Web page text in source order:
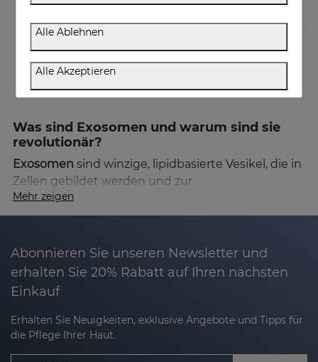
Was sind Exosomen und warum sind sie
revolutionär?
Exosomen sind winzige, lipidbasierte Vesikel, die in
Zellen gebildet werden und zur
Zellkommunikation und Regeneration
Sie enthalten wertvolle Moleküle wie
Hautzellen abgegeben werden. Diese
fortschrittliche Technologie ermöglicht es, die
Hauterneuerung zu optimieren und
Hautprobleme wie
Feuchtigkeitsverlustzu bekämpfen.
Mehr zeigen
Abonnieren Sie unseren Newsletter und
erhalten Sie 20% Rabatt auf Ihren nächsten
Einkauf
Erhalten Sie Neuigkeiten, exklusive Angebote und Tipps für
die Pflege Ihrer Haut.
Alle Ablehnen
Alle Akzeptieren